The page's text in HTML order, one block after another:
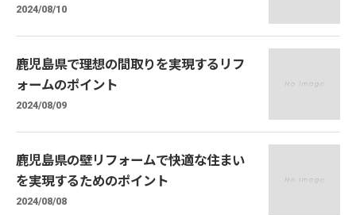
2024/08/10
鹿児島県で理想の間取りを実現するリフ
ォームのポイント
2024/08/09
鹿児島県の壁リフォームで快適な住まい
を実現するためのポイント
2024/08/08